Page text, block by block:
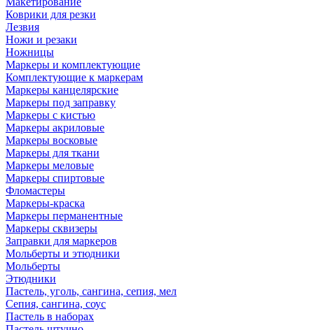
Коврики для резки
Лезвия
Ножи и резаки
Ножницы
Маркеры и комплектующие
Комплектующие к маркерам
Маркеры канцелярские
Маркеры под заправку
Маркеры с кистью
Маркеры акриловые
Маркеры восковые
Маркеры для ткани
Маркеры меловые
Маркеры спиртовые
Фломастеры
Маркеры-краска
Маркеры перманентные
Маркеры сквизеры
Заправки для маркеров
Мольберты и этюдники
Мольберты
Этюдники
Пастель, уголь, сангина, сепия, мел
Сепия, сангина, соус
Пастель в наборах